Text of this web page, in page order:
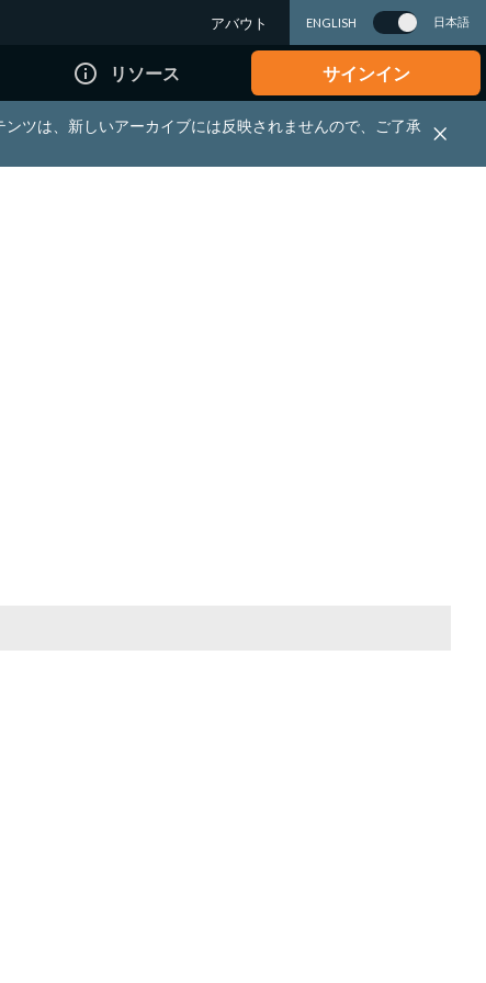
アバウト ENGLISH 日本語
info_outline リソース サインイン
ツは、新しいアーカイブには反映されませんので、ご了承